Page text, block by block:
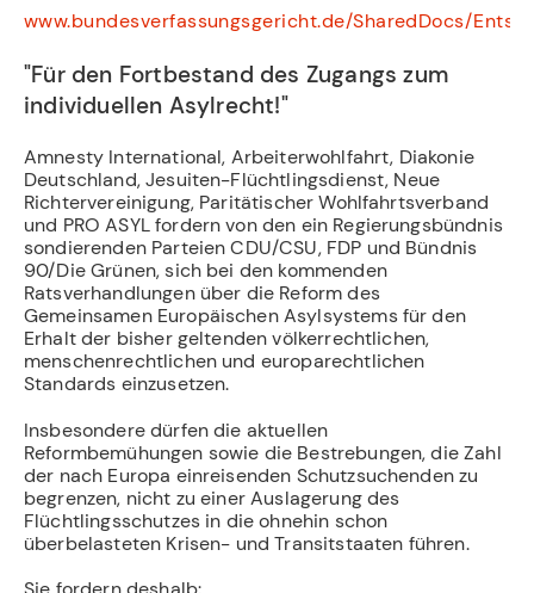
www.bundesverfassungsgericht.de/SharedDocs/
"Für den Fortbestand des Zugangs zum
individuellen Asylrecht!"
Amnesty International, Arbeiterwohlfahrt, Diakonie
Deutschland, Jesuiten-Flüchtlingsdienst, Neue
Richtervereinigung, Paritätischer Wohlfahrtsverband
und PRO ASYL fordern von den ein Regierungsbündnis
sondierenden Parteien CDU/CSU, FDP und Bündnis
90/Die Grünen, sich bei den kommenden
Ratsverhandlungen über die Reform des
Gemeinsamen Europäischen Asylsystems für den
Erhalt der bisher geltenden völkerrechtlichen,
menschenrechtlichen und europarechtlichen
Standards einzusetzen.
Insbesondere dürfen die aktuellen
Reformbemühungen sowie die Bestrebungen, die Zahl
der nach Europa einreisenden Schutzsuchenden zu
begrenzen, nicht zu einer Auslagerung des
Flüchtlingsschutzes in die ohnehin schon
überbelasteten Krisen- und Transitstaaten führen.